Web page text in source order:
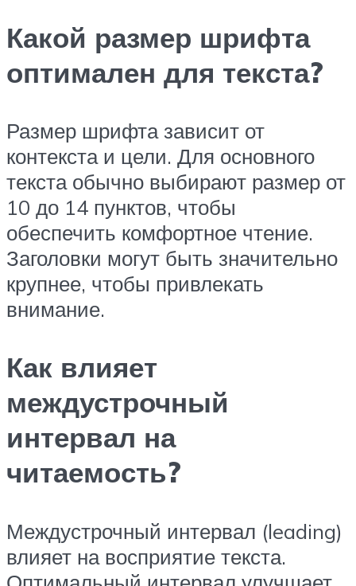
Какой размер шрифта
оптимален для текста?
Размер шрифта зависит от
контекста и цели. Для основного
текста обычно выбирают размер от
10 до 14 пунктов, чтобы
обеспечить комфортное чтение.
Заголовки могут быть значительно
крупнее, чтобы привлекать
внимание.
Как влияет
междустрочный
интервал на
читаемость?
Междустрочный интервал (leading)
влияет на восприятие текста.